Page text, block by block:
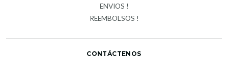
ENVIOS !
REEMBOLSOS !
CONTÁCTENOS